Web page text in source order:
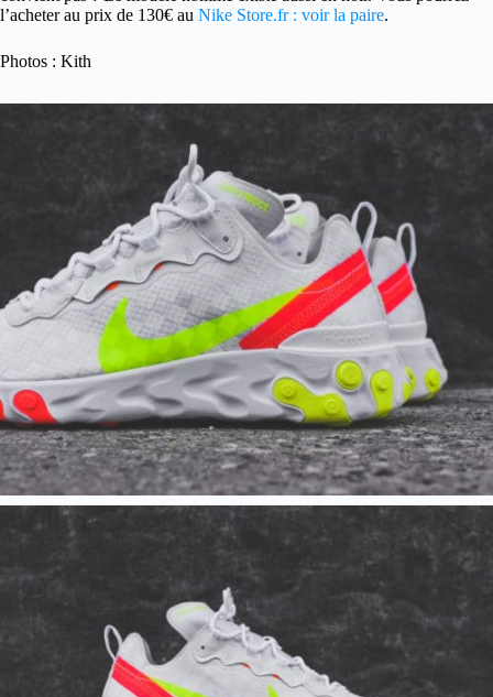
l’acheter au prix de 130€ au Nike Store.fr : voir la paire.
Photos : Kith